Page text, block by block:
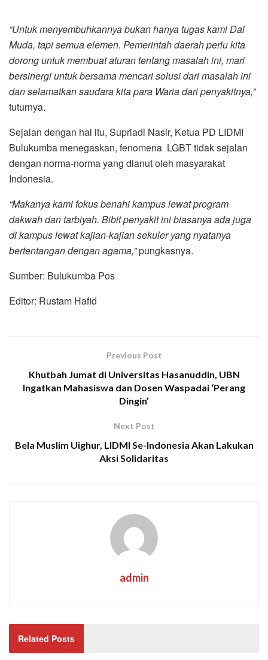
“Untuk menyembuhkannya bukan hanya tugas kami Dai
Muda, tapi semua elemen. Pemerintah daerah perlu kita
dorong untuk membuat aturan tentang masalah ini, mari
bersinergi untuk bersama mencari solusi dari masalah ini
dan selamatkan saudara kita para Waria dari penyakitnya,”
tuturnya.
Sejalan dengan hal itu, Supriadi Nasir, Ketua PD LIDMI
Bulukumba menegaskan, fenomena LGBT tidak sejalan
dengan norma-norma yang dianut oleh masyarakat
Indonesia.
“Makanya kami fokus benahi kampus lewat program
dakwah dan tarbiyah. Bibit penyakit ini biasanya ada juga
di kampus lewat kajian-kajian sekuler yang nyatanya
bertentangan dengan agama,”pungkasnya.
Sumber: Bulukumba Pos
Editor: Rustam Hafid
Previous Post
Khutbah Jumat di Universitas Hasanuddin, UBN
Ingatkan Mahasiswa dan Dosen Waspadai ‘Perang
Dingin’
Next Post
Bela Muslim Uighur, LIDMI Se-Indonesia Akan Lakukan
Aksi Solidaritas
admin
Related Posts